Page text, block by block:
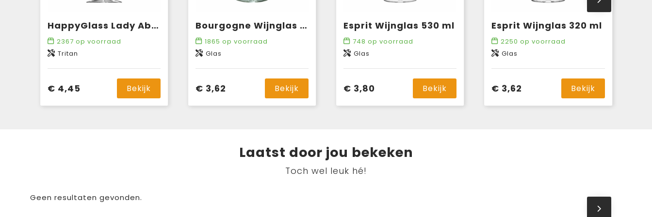
HappyGlass Lady Abigail Wijnglas Tritan 470 ml
2367 op voorraad
Tritan
€ 4,45 Bekijk
Bourgogne Wijnglas 290 ml
1865 op voorraad
Glas
€ 3,62 Bekijk
Esprit Wijnglas 530 ml
748 op voorraad
Glas
€ 3,80 Bekijk
Esprit Wijnglas 320 ml
2250 op voorraad
Glas
€ 3,62 Bekijk
Laatst door jou bekeken
Toch wel leuk hé!
Geen resultaten gevonden.